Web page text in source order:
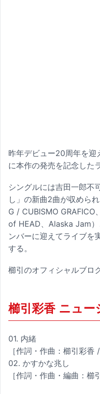
昨年デビュー20周年を迎
に本作の発売を記念した
シングルには吉田一郎不
し」の新曲2曲が収めら
G / CUBISMO GRAFICO
of HEAD、Alaska Jam）
ンバーに迎えてライブを
する。
櫛引のオフィシャルブロ
櫛引彩香 ニュー
01. 内緒
［作詞・作曲：櫛引彩香
02. かすかな兆し
［作詞・作曲・編曲：櫛